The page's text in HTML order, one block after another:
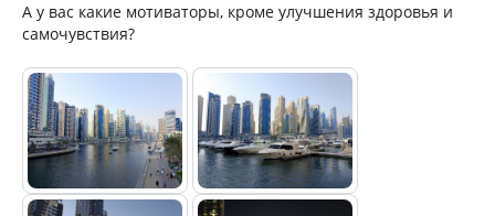
А у вас какие мотиваторы, кроме улучшения здоровья и
самочувствия?